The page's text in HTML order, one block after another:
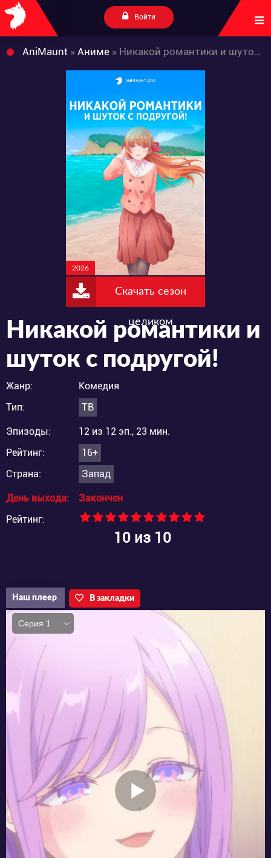
Войти
AniMaunt » Аниме » Никакой романтики и шуток с подругой!
2026
Скачать сезон
целиком
Никакой романтики и
шуток с подругой!
Жанр:
Комедия
Тип:
ТВ
Эпизоды:
12 из 12 эп., 23 мин.
Рейтинг:
16+
Страна:
Запад
День выхода:
Закончен
Рейтинг:
10из 10
Наш плеер В закладки